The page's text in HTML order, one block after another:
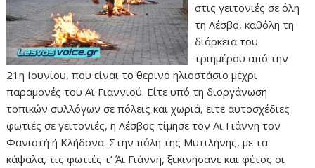
στις γειτονιές σε όλη
τη Λέσβο, καθ΄όλη τη
διάρκεια του
τριημέρου από την
21η Ιουνίου, που είναι το θερινό ηλιοστάσιο μέχρι
παραμονές του Αϊ Γιαννιού. Είτε υπό τη διοργάνωση
τοπικών συλλόγων σε πόλεις και χωριά, ειτε αυτοσχέδιες
φωτιές σε γειτονιές, η Λέσβος τίμησε τον Αι Γιάννη τον
Φανιστή ή Κλήδονα. Στην πόλη της Μυτιλήνης, με τα
κάψαλα, τις φωτιές τ’ Άι Γιάννη, ξεκινήσανε και φέτος οι